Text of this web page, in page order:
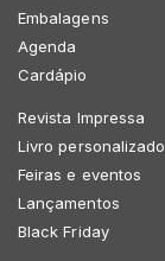
Embalagens
Agenda
Cardápio
Revista Impressa
Livro personalizado
Feiras e eventos
Lançamentos
Black Friday